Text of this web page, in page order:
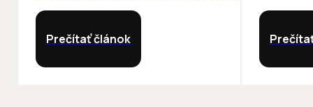
Prečítať článok